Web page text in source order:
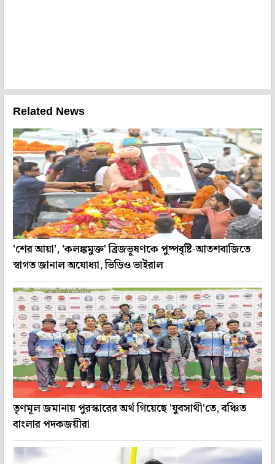
Related News
'শের আয়া', 'কলঙ্কমুক্ত' ব্রিজভূষণকে পুষ্পবৃষ্টি-আতশবাজিতে
স্বাগত জানাল অযোধ্যা, ভিডিও ভাইরাল
তৃণমূল জমানায় পুরস্কারের অর্থ গিয়েছে 'যুবসাথী'তে, বঞ্চিত
বাংলার পদকজয়ীরা